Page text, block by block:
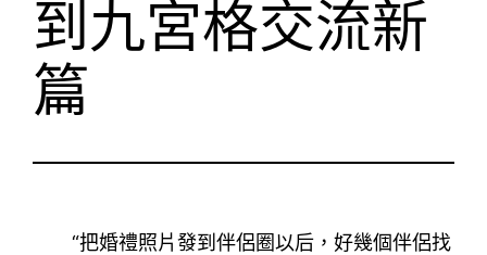
到九宮格交流新
篇
“把婚禮照片發到伴侶圈以后，好幾個伴侶找